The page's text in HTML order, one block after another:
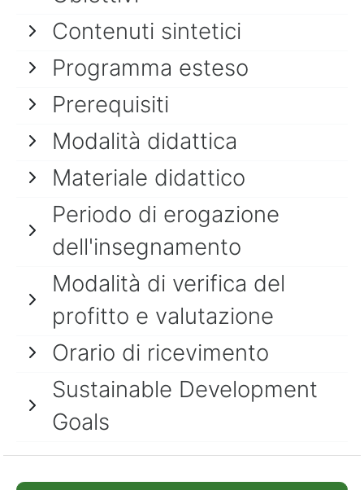
Contenuti sintetici
Programma esteso
Prerequisiti
Modalità didattica
Materiale didattico
Periodo di erogazione
dell'insegnamento
Modalità di verifica del
profitto e valutazione
Orario di ricevimento
Sustainable Development
Goals